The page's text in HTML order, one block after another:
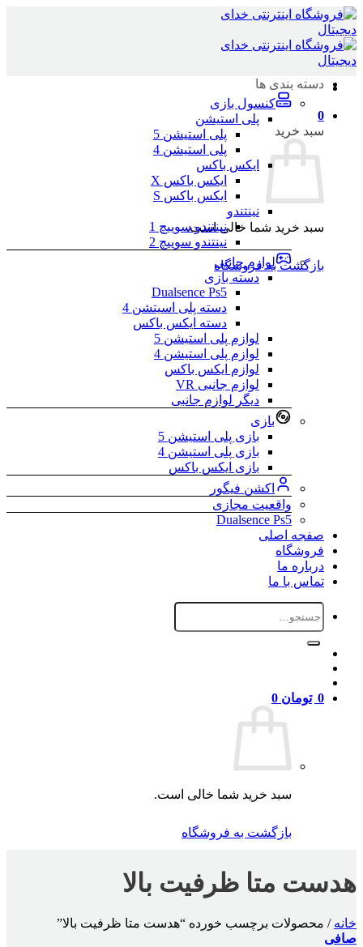
Skip
to
content
0
سبد خرید
سبد خرید شما خالی است.
بازگشت به فروشگاه
دسته بندی ها
کنسول بازی
پلی استیشن
پلی استیشن 5
پلی استیشن 4
ایکس باکس
ایکس باکس X
ایکس باکس S
نینتندو
نینتندو سوییچ 1
نینتندو سوییچ 2
لوازم جانبی
دسته بازی
Dualsence Ps5
دسته پلی اسیتشن 4
دسته ایکس باکس
لوازم پلی استیشن 5
لوازم پلی استیشن 4
لوازم ایکس باکس
لوازم جانبی VR
دیگر لوازم جانبی
بازی
بازی پلی استیشن 5
بازی پلی استیشن 4
بازی ایکس باکس
اکشن فیگور
واقعیت مجازی
Dualsence Ps5
صفجه اصلی
فروشگاه
درباره ما
تماس با ما
جستجو
برای:
0 تومان 0
سبد خرید شما خالی است.
بازگشت به فروشگاه
هدست متا ظرفیت بالا
خانه / محصولات برچسب خورده “هدست متا ظرفیت بالا”
صافی